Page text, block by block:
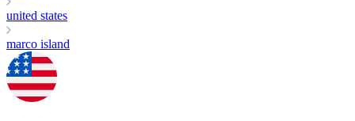
united states
marco island